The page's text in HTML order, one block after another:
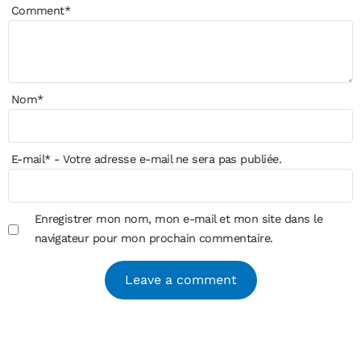
Comment*
Nom*
E-mail*- Votre adresse e-mail ne sera pas publiée.
Enregistrer mon nom, mon e-mail et mon site dans le
navigateur pour mon prochain commentaire.